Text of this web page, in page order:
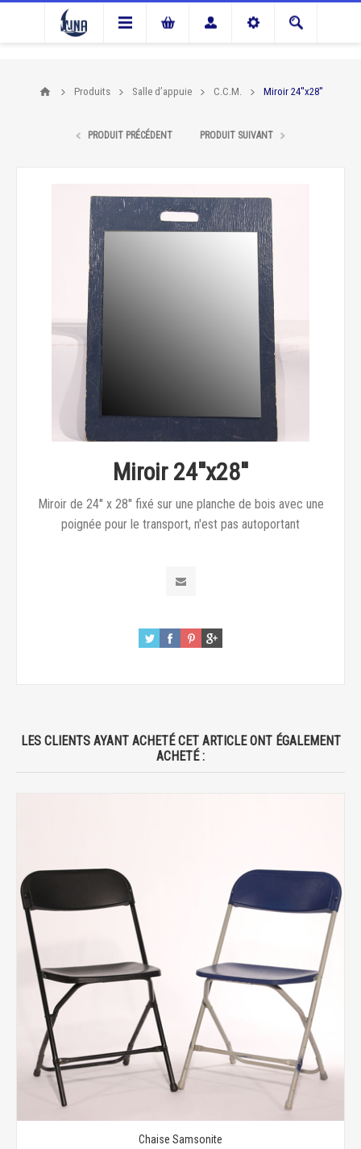
Produits Salle d’appuie C.C.M. Miroir 24''x28''
PRODUIT PRÉCÉDENT PRODUIT SUIVANT
Miroir 24''x28''
Miroir de 24'' x 28'' fixé sur une planche de bois avec une
poignée pour le transport, n'est pas autoportant
LES CLIENTS AYANT ACHETÉ CET ARTICLE ONT ÉGALEMENT
ACHETÉ :
Chaise Samsonite